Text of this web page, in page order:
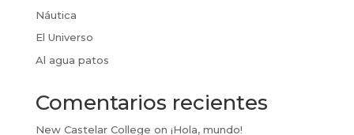
Náutica
El Universo
Al agua patos
Comentarios recientes
New Castelar College on ¡Hola, mundo!